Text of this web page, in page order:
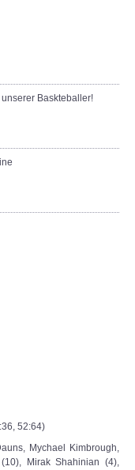
unserer Baskteballer!
52:64)
Mychael Kimbrough,
Mirak Shahinian (4),